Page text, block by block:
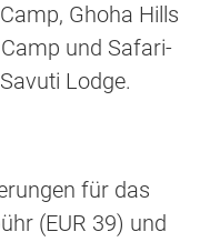
Ghoha Hills
und Safari-
Lodge.
für das
(EUR 39) und